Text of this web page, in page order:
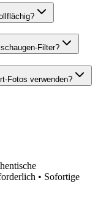
Filter?
Fotos verwenden?
• Sofortige